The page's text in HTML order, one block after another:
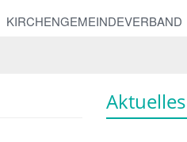
KIRCHENGEMEINDEVERBAND